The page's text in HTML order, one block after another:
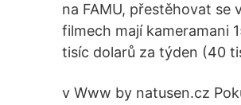
na FAMU, přestěhovat
filmech mají kameramani
tisíc dolarů za týden (40
v Www by natusen.cz